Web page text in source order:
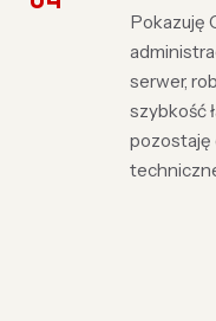
Pokazuję
serwer,
szybkość
pozostaję